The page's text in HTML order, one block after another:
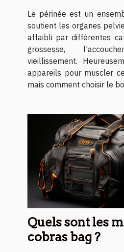
Le périnée est un
soutient les organes
affaibli par différentes
grossesse,
vieillissement.
appareils pour muscler
mais comment choisir le
Quels sont les
cobras bag ?